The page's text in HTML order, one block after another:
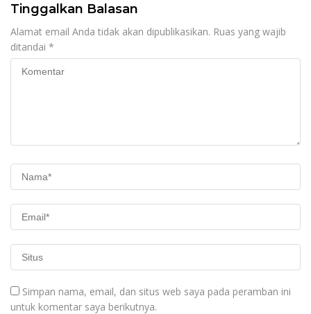
Tinggalkan Balasan
Alamat email Anda tidak akan dipublikasikan. Ruas yang wajib
ditandai *
Simpan nama, email, dan situs web saya pada peramban ini
untuk komentar saya berikutnya.